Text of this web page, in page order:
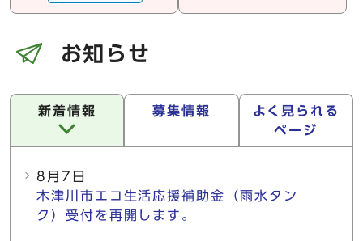
お知らせ
新着情報 募集情報
よく見られる
ページ
8月7日
木津川市エコ生活応援補助金（雨水タン
ク）受付を再開します。